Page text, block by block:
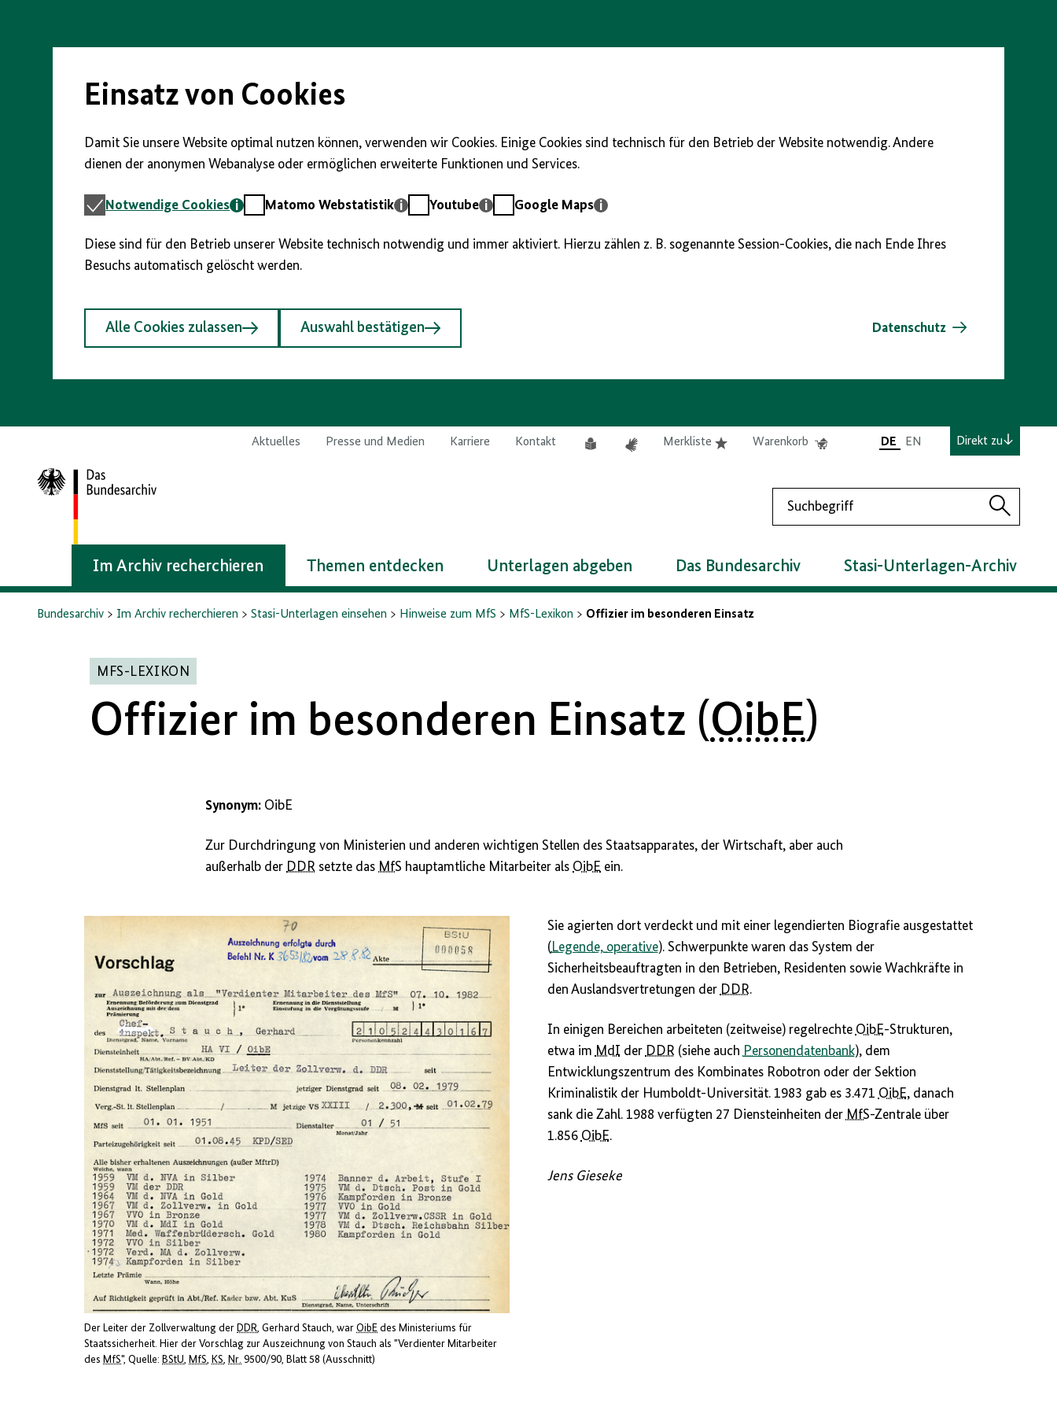
Seiteninhalt
Einsatz von Cookies
Damit Sie unsere Website optimal nutzen können, verwenden wir Cookies. Einige Cookies sind technisch für den Betrieb der Website notwendig. Andere
dienen der anonymen Webanalyse oder ermöglichen erweiterte Funktionen und Services.
Notwendige
Notwendige Cookies
MatomoMatomo Webstatistik YoutubeYoutube
GoogleGoogle Maps
Diese sind für den Betrieb unserer Website technisch notwendig und immer aktiviert. Hierzu zählen z. B. sogenannte Session-Cookies, die nach Ende Ihres
Besuchs automatisch gelöscht werden.
Alle Cookies zulassen Auswahl bestätigen Datenschutz
Aktuelles Presse und Medien Karriere Kontakt
Leichte
Gebärdensprache
Merkliste
ElementeWarenkorb
Elemente
Warenkorb
DE EN Direkt zu
Zur
Startseite
Suchen
Im Archiv recherchieren Themen entdecken Unterlagen abgeben Das Bundesarchiv Stasi-Unterlagen-Archiv
Bundesarchiv Im Archiv recherchieren Stasi-Unterlagen einsehen Hinweise zum MfS MfS-Lexikon Offizier im besonderen Einsatz
MFS-LEXIKON
Offizier im besonderen Einsatz (OibE)
Synonym: OibE
Zur Durchdringung von Ministerien und anderen wichtigen Stellen des Staatsapparates, der Wirtschaft, aber auch
außerhalb der DDR setzte das MfS hauptamtliche Mitarbeiter als OibE ein.
Der Leiter der Zollverwaltung der DDR, Gerhard Stauch, warOibE des Ministeriums für
Staatssicherheit. Hier der Vorschlag zur Auszeichnung von Stauch als "Verdienter Mitarbeiter
des MfS" Quelle: BStU, MfS, KS, Nr. 9500/90, Blatt 58 (Ausschnitt)
Sie agierten dort verdeckt und mit einer legendierten Biografie ausgestattet
( Legende, operative). Schwerpunkte waren das System der
Sicherheitsbeauftragten in den Betrieben, Residenten sowie Wachkräfte in
den Auslandsvertretungen der DDR.
In einigen Bereichen arbeiteten (zeitweise) regelrechte OibE-Strukturen,
etwa im MdI der DDR(siehe auch Personendatenbank), dem
Entwicklungszentrum des Kombinates Robotron oder der Sektion
Kriminalistik der Humboldt-Universität. 1983 gab es 3.471 OibE, danach
sank die Zahl. 1988 verfügten 27 Diensteinheiten der MfS-Zentrale über
1.856 OibE.
Jens Gieseke